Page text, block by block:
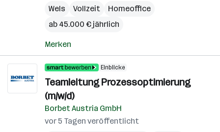
Wels
Vollzeit
Homeoffice
ab 45.000 € jährlich
Merken
Einblicke
Teamleitung Prozessoptimierung
(m/w/d)
Borbet Austria GmbH
vor 5 Tagen veröffentlicht